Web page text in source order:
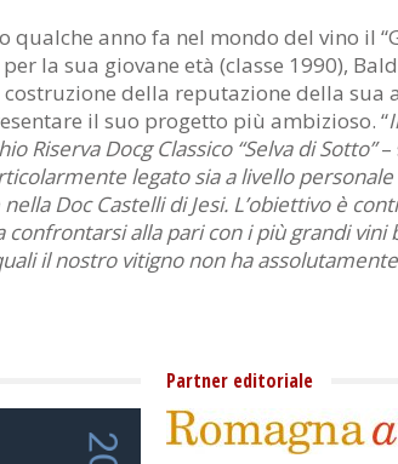
qualche anno fa nel mondo del vino il
per la sua giovane età (classe 1990),
della reputazione della sua
il suo progetto più ambizioso. “
Riserva Docg Classico “Selva di Sotto”
legato sia a livello
Doc Castelli di Jesi. L’obiettivo è
confrontarsi alla pari con i più grandi vini
il nostro vitigno non ha
Partner editoriale